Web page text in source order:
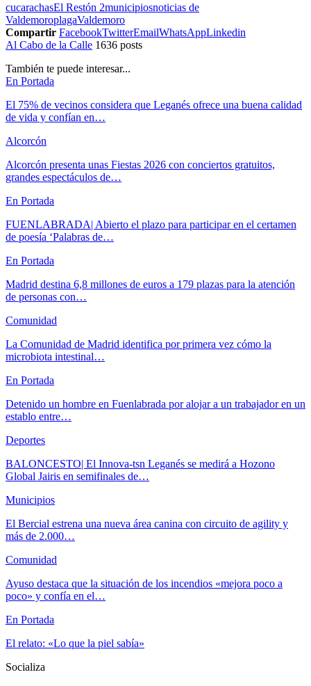
cucarachasEl Restón 2municipiosnoticias de
ValdemoroplagaValdemoro
Compartir FacebookTwitterEmailWhatsAppLinkedin
Al Cabo de la Calle 1636 posts
También te puede interesar...
En Portada
El 75% de vecinos considera que Leganés ofrece una buena calidad
de vida y confían en…
Alcorcón
Alcorcón presenta unas Fiestas 2026 con conciertos gratuitos,
grandes espectáculos de…
En Portada
FUENLABRADA| Abierto el plazo para participar en el certamen
de poesía ‘Palabras de…
En Portada
Madrid destina 6,8 millones de euros a 179 plazas para la atención
de personas con…
Comunidad
La Comunidad de Madrid identifica por primera vez cómo la
microbiota intestinal…
En Portada
Detenido un hombre en Fuenlabrada por alojar a un trabajador en un
establo entre…
Deportes
BALONCESTO| El Innova-tsn Leganés se medirá a Hozono
Global Jairis en semifinales de…
Municipios
El Bercial estrena una nueva área canina con circuito de agility y
más de 2.000…
Comunidad
Ayuso destaca que la situación de los incendios «mejora poco a
poco» y confía en el…
En Portada
El relato: «Lo que la piel sabía»
Socializa